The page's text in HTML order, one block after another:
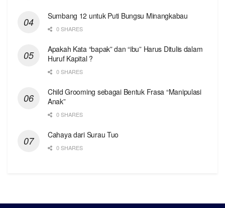
Sumbang 12 untuk Puti Bungsu Minangkabau
0 SHARES
Apakah Kata “bapak” dan “ibu” Harus Ditulis dalam
Huruf Kapital ?
0 SHARES
Child Grooming sebagai Bentuk Frasa “Manipulasi
Anak”
0 SHARES
Cahaya dari Surau Tuo
0 SHARES